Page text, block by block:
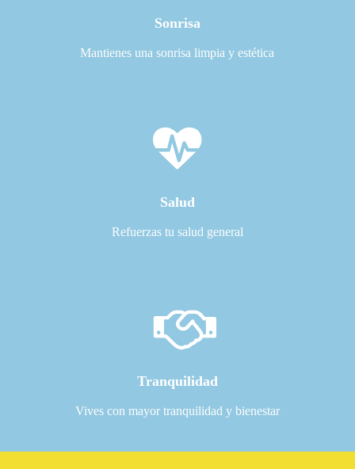
Sonrisa
Mantienes una sonrisa limpia y estética
Salud
Refuerzas tu salud general
Tranquilidad
Vives con mayor tranquilidad y bienestar